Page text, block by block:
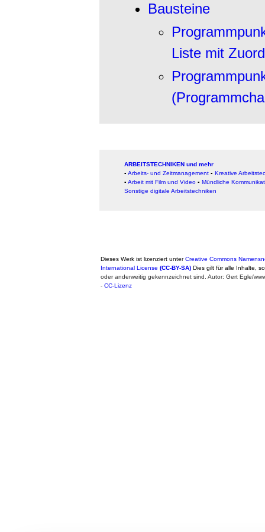
Bausteine
Liste mit
ARBEITSTECHNIKEN und mehr
▪ Arbeits- und Zeitmanagement ▪ Kreative
▪ Arbeit mit Film und Video ▪ Mündliche
Sonstige digitale Arbeitstechniken
Dieses Werk ist lizenziert unterCreative Commons
International License (CC-BY-SA) Dies gilt für alle Inhalte,
oder anderweitig gekennzeichnet sind. Autor: Gert Egle/
- CC-Lizenz